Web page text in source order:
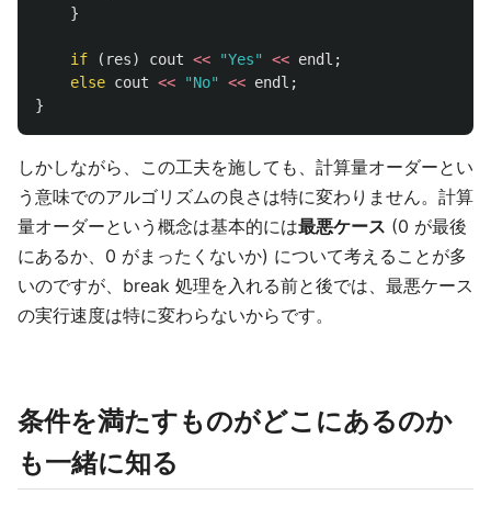
}
if ( res) cout << "Yes" << endl ;
else cout << "No" << endl ;
}
しかしながら、この工夫を施しても、計算量オーダーとい
う意味でのアルゴリズムの良さは特に変わりません。計算
量オーダーという概念は基本的には最悪ケース (0 が最後
にあるか、0 がまったくないか) について考えることが多
いのですが、break 処理を入れる前と後では、最悪ケース
の実行速度は特に変わらないからです。
条件を満たすものがどこにあるのか
も一緒に知る